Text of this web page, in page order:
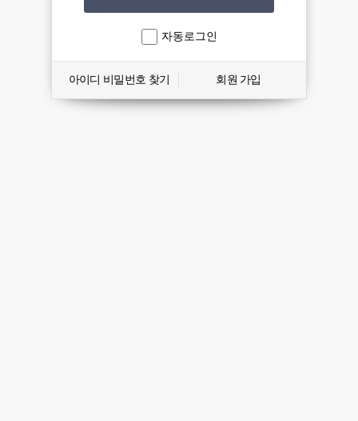
자동로그인
아이디 비밀번호 찾기 회원 가입